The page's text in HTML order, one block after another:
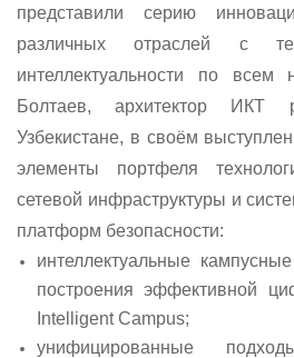
представили серию
различных отраслей с
интеллектуальности по всем
Болтаев, архитектор ИКТ
Узбекистане, в своём
элементы портфеля
сетевой инфраструктуры и
платформ безопасности:
интеллектуальные
построения эффективной
Intelligent Campus;
унифицированные